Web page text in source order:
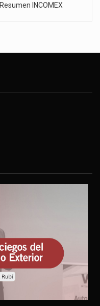
Resumen INCOMEX